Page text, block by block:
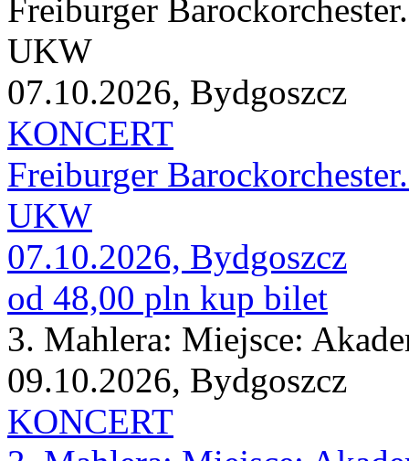
Freiburger
UKW
07.10.2026, Bydgoszcz
KONCERT
Freiburger
UKW
07.10.2026, Bydgoszcz
od 48,00 pln kup bilet
3. Mahlera: Miejsce:
09.10.2026, Bydgoszcz
KONCERT